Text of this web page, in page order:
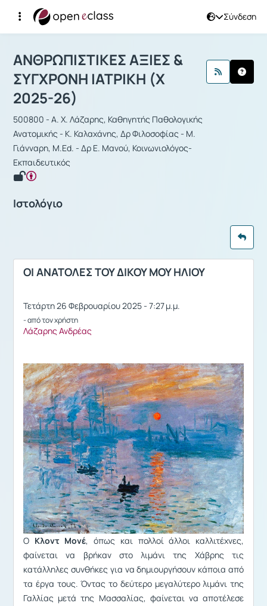
Σύνδεση
Μάθημα : ΑΝΘΡΩΠΙΣΤΙΚΕΣ ΑΞΙΕΣ &
ΑΝΘΡΩΠΙΣΤΙΚΕΣ ΑΞΙΕΣ &
ΣΥΓΧΡΟΝΗ ΙΑΤΡΙΚΗ (Χ
2025-26)
500800 - Α. Χ. Λάζαρης, Καθηγητής Παθολογικής
Ανατομικής - Κ. Καλαχάνης, Δρ Φιλοσοφίας - Μ.
Γιάνναρη, M.Ed. - Δρ Ε. Μανού, Κοινωνιολόγος-
Εκπαιδευτικός
Ιστολόγιο
ΟΙ ΑΝΑΤΟΛΕΣ ΤΟΥ ΔΙΚΟΥ ΜΟΥ ΗΛΙΟΥ
Τετάρτη 26 Φεβρουαρίου 2025 - 7:27 μ.μ.
- από τον χρήστη
Λάζαρης Ανδρέας
Ο Κλοντ Μονέ, όπως και πολλοί άλλοι καλλιτέχνες,
φαίνεται να βρήκαν στο λιμάνι της Χάβρης τις
κατάλληλες συνθήκες για να δημιουργήσουν κάποια από
τα έργα τους. Όντας το δεύτερο μεγαλύτερο λιμάνι της
Γαλλίας μετά της Μασσαλίας, φαίνεται να αποτέλεσε